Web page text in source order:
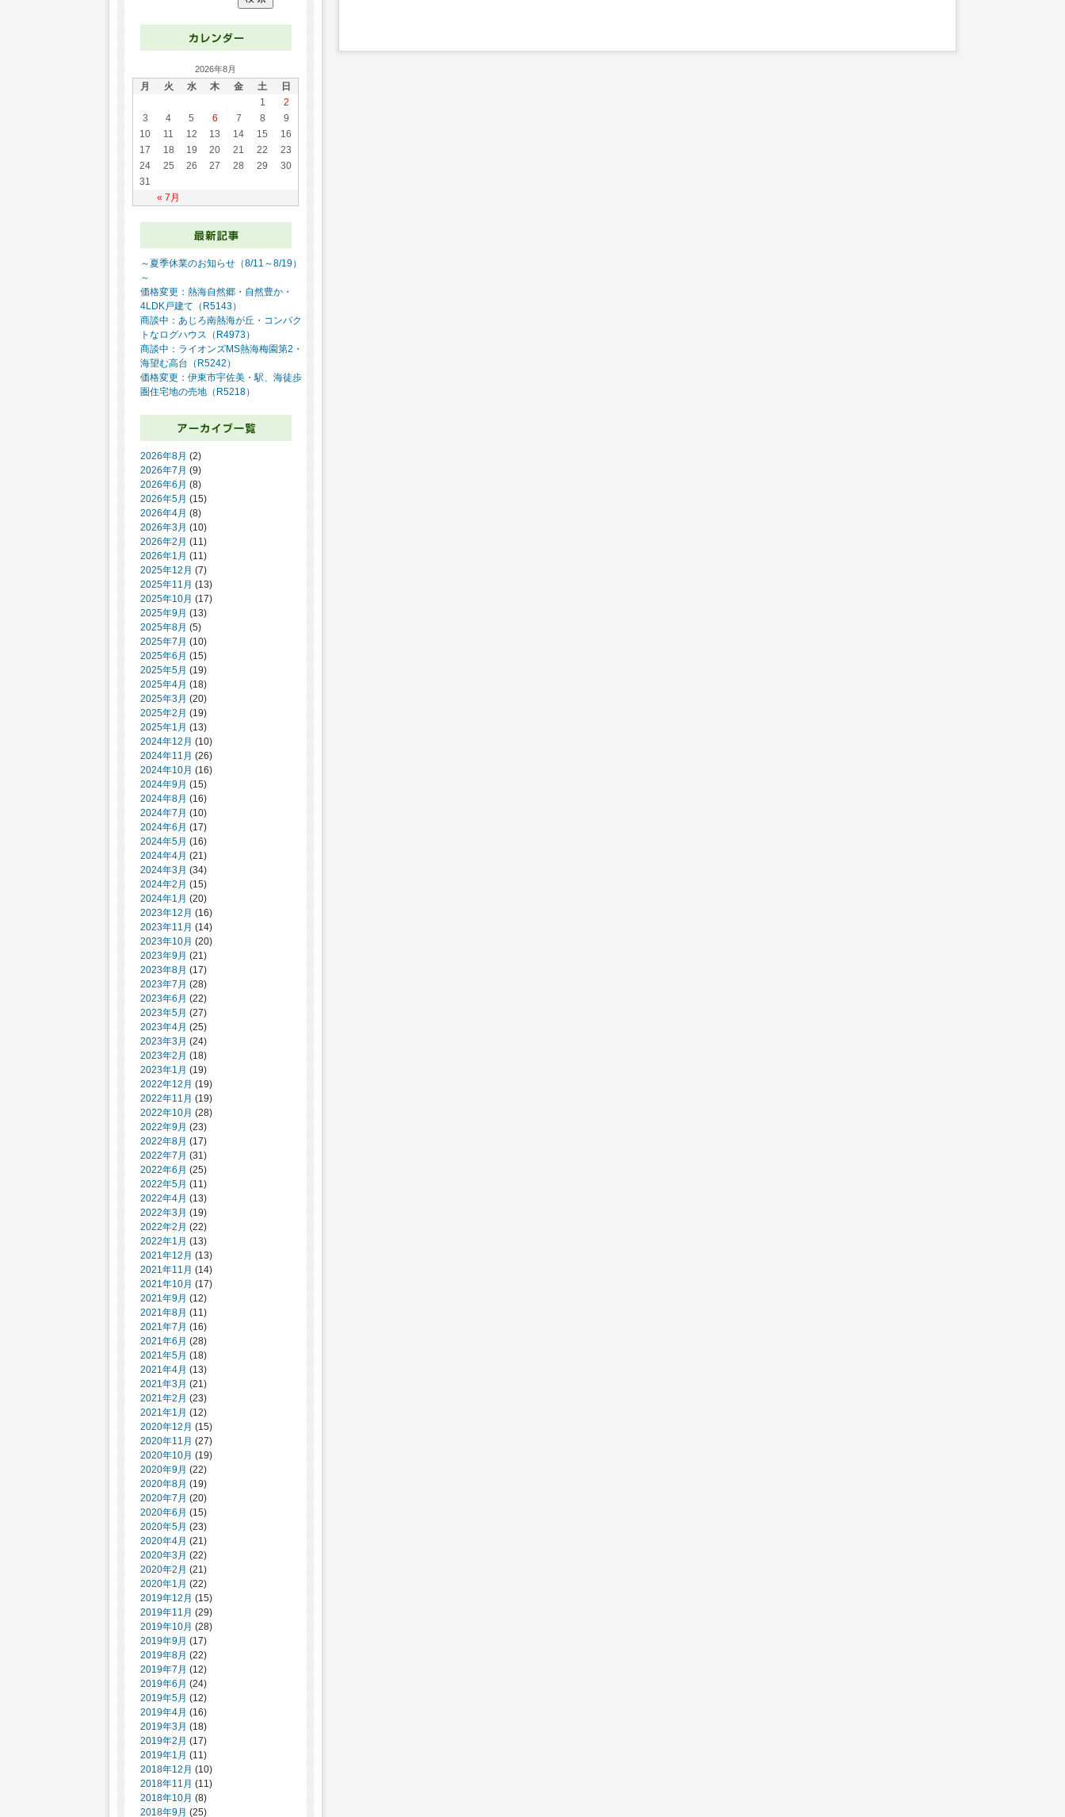
2026年8月
月 火 水 木 金 土 日
« 7月
1
2
3
4 5 6 7 8
9
10
11 12 13 14 15
16
17
18 19 20 21 22
23
24
25 26 27 28 29
30
31
～夏季休業のお知らせ（8/11～8/19）
～
価格変更：熱海自然郷・自然豊か・
4LDK戸建て（R5143）
商談中：あじろ南熱海が丘・コンパク
トなログハウス（R4973）
商談中：ライオンズMS熱海梅園第2・
海望む高台（R5242）
価格変更：伊東市宇佐美・駅、海徒歩
圏住宅地の売地（R5218）
2026年8月 (2)
2026年7月 (9)
2026年6月 (8)
2026年5月 (15)
2026年4月 (8)
2026年3月 (10)
2026年2月 (11)
2026年1月 (11)
2025年12月 (7)
2025年11月 (13)
2025年10月 (17)
2025年9月 (13)
2025年8月 (5)
2025年7月 (10)
2025年6月 (15)
2025年5月 (19)
2025年4月 (18)
2025年3月 (20)
2025年2月 (19)
2025年1月 (13)
2024年12月 (10)
2024年11月 (26)
2024年10月 (16)
2024年9月 (15)
2024年8月 (16)
2024年7月 (10)
2024年6月 (17)
2024年5月 (16)
2024年4月 (21)
2024年3月 (34)
2024年2月 (15)
2024年1月 (20)
2023年12月 (16)
2023年11月 (14)
2023年10月 (20)
2023年9月 (21)
2023年8月 (17)
2023年7月 (28)
2023年6月 (22)
2023年5月 (27)
2023年4月 (25)
2023年3月 (24)
2023年2月 (18)
2023年1月 (19)
2022年12月 (19)
2022年11月 (19)
2022年10月 (28)
2022年9月 (23)
2022年8月 (17)
2022年7月 (31)
2022年6月 (25)
2022年5月 (11)
2022年4月 (13)
2022年3月 (19)
2022年2月 (22)
2022年1月 (13)
2021年12月 (13)
2021年11月 (14)
2021年10月 (17)
2021年9月 (12)
2021年8月 (11)
2021年7月 (16)
2021年6月 (28)
2021年5月 (18)
2021年4月 (13)
2021年3月 (21)
2021年2月 (23)
2021年1月 (12)
2020年12月 (15)
2020年11月 (27)
2020年10月 (19)
2020年9月 (22)
2020年8月 (19)
2020年7月 (20)
2020年6月 (15)
2020年5月 (23)
2020年4月 (21)
2020年3月 (22)
2020年2月 (21)
2020年1月 (22)
2019年12月 (15)
2019年11月 (29)
2019年10月 (28)
2019年9月 (17)
2019年8月 (22)
2019年7月 (12)
2019年6月 (24)
2019年5月 (12)
2019年4月 (16)
2019年3月 (18)
2019年2月 (17)
2019年1月 (11)
2018年12月 (10)
2018年11月 (11)
2018年10月 (8)
2018年9月 (25)